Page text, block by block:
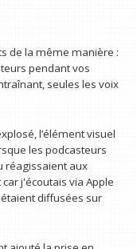
de la même manière :
pendant vos
seules les voix
l’élément visuel
les podcasteurs
réagissaient aux
j'écoutais via Apple
diffusées sur